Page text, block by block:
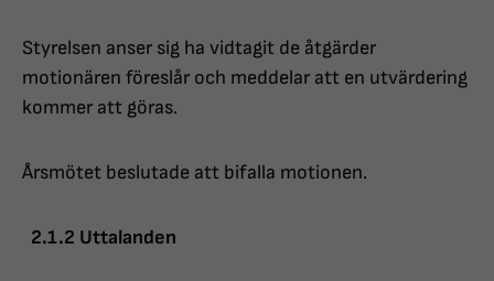
Styrelsen anser sig ha vidtagit de åtgärder
motionären föreslår och meddelar att en utvärdering
kommer att göras.
Årsmötet beslutade att bifalla motionen.
2.1.2 Uttalanden